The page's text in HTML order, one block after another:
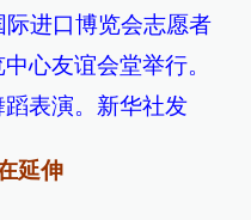
际进口博览会志愿者
心友谊会堂举行。
表演。新华社发
延伸